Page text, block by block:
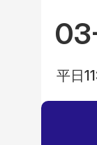
平日